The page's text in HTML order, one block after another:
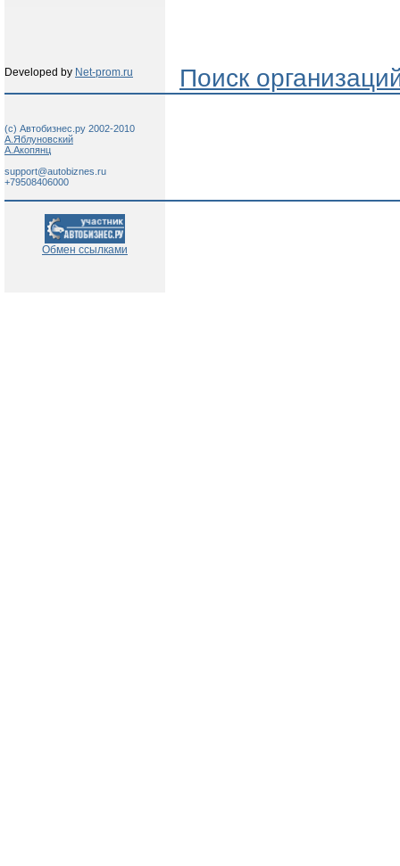
Developed by Net-prom.ru Поиск
(c) Автобизнес.ру 2002-2010
А.Яблуновский
А.Акопянц
support@autobiznes.ru
+79508406000
Обмен ссылками